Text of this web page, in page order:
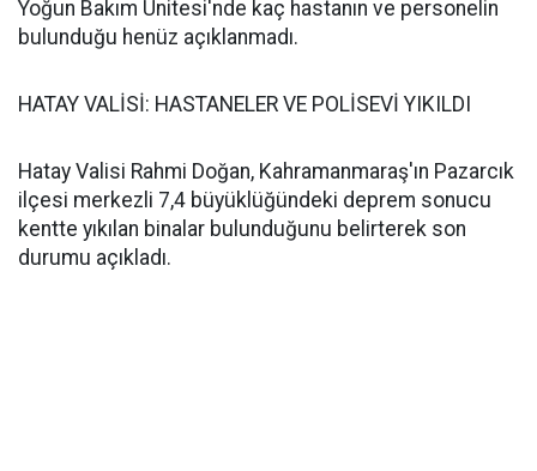
Yoğun Bakım Ünitesi'nde kaç hastanın ve personelin
bulunduğu henüz açıklanmadı.
HATAY VALİSİ: HASTANELER VE POLİSEVİ YIKILDI
Hatay Valisi Rahmi Doğan, Kahramanmaraş'ın Pazarcık
ilçesi merkezli 7,4 büyüklüğündeki deprem sonucu
kentte yıkılan binalar bulunduğunu belirterek son
durumu açıkladı.